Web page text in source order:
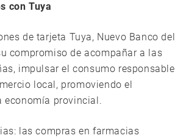
con Tuya
de tarjeta Tuya, Nuevo Banco del
compromiso de acompañar a las
impulsar el consumo responsable
local, promoviendo el
economía provincial.
compras en farmacias